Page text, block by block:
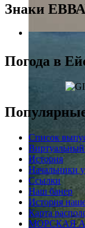
Знаки
Погода в
Список
История
Начальники
Ссылки
Наш банер
История
Карта
МОРСКАЯ